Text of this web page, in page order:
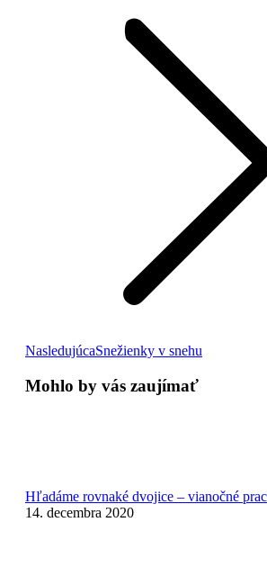
NasledujúcaNext
Snežienky v snehu
Mohlo by vás zaujímať
Hľadáme rovnaké dvojice – vianočné
14. decembra 2020